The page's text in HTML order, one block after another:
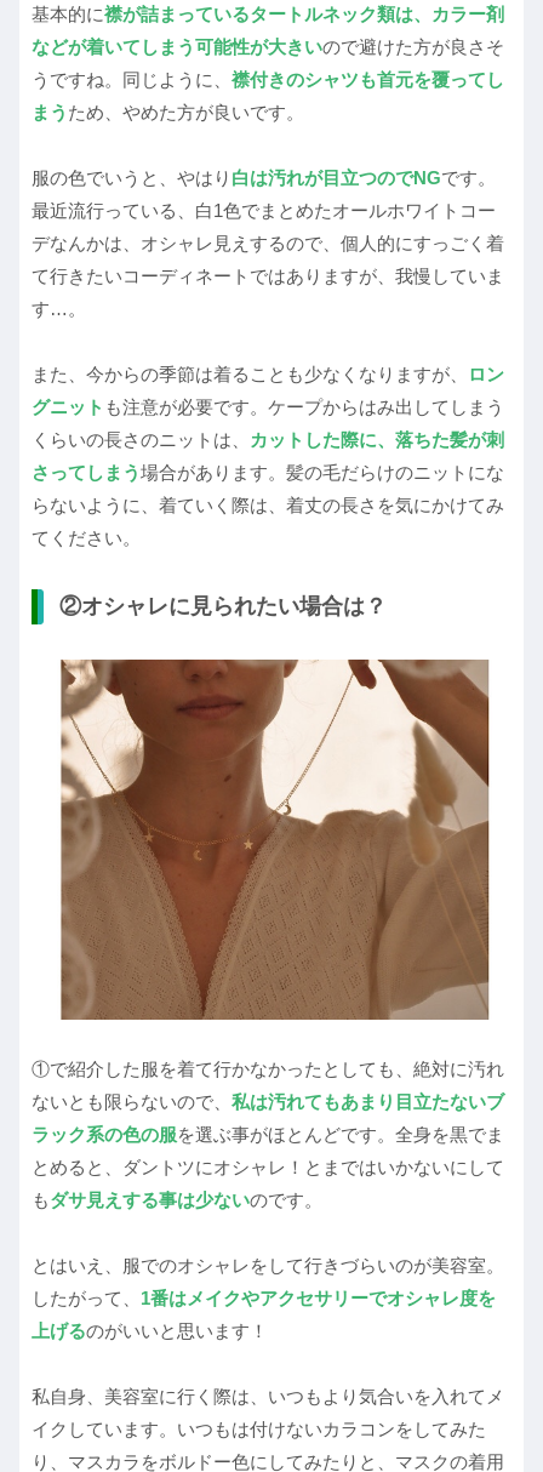
基本的に襟が詰まっているタートルネック類は、カラー剤
などが着いてしまう可能性が大きいので避けた方が良さそ
うですね。同じように、 襟付きのシャツも首元を覆ってし
まう ため、やめた方が良いです。
服の色でいうと、やはり 白は汚れが目立つのでNGです。
最近流行っている、白1色でまとめたオールホワイトコー
デなんかは、オシャレ見えするので、個人的にすっごく着
て行きたいコーディネートではありますが、我慢していま
す…。
また、今からの季節は着ることも少なくなりますが、
ロン
グニット も注意が必要です。ケープからはみ出してしまう
くらいの長さのニットは、
カットした際に、落ちた髪が刺
さってしまう場合があります。髪の毛だらけのニットにな
らないように、着ていく際は、着丈の長さを気にかけてみ
てください。
②オシャレに見られたい場合は？
①で紹介した服を着て行かなかったとしても、絶対に汚れ
ないとも限らないので、 私は汚れてもあまり目立たないブ
ラック系の色の服を選ぶ事がほとんどです。全身を黒でま
とめると、ダントツにオシャレ！とまではいかないにして
もダサ見えする事は少ないのです。
とはいえ、服でのオシャレをして行きづらいのが美容室。
したがって、 1番はメイクやアクセサリーでオシャレ度を
上げるのがいいと思います！
私自身、美容室に行く際は、いつもより気合いを入れてメ
イクしています。いつもは付けないカラコンをしてみた
り、マスカラをボルドー色にしてみたりと、マスクの着用